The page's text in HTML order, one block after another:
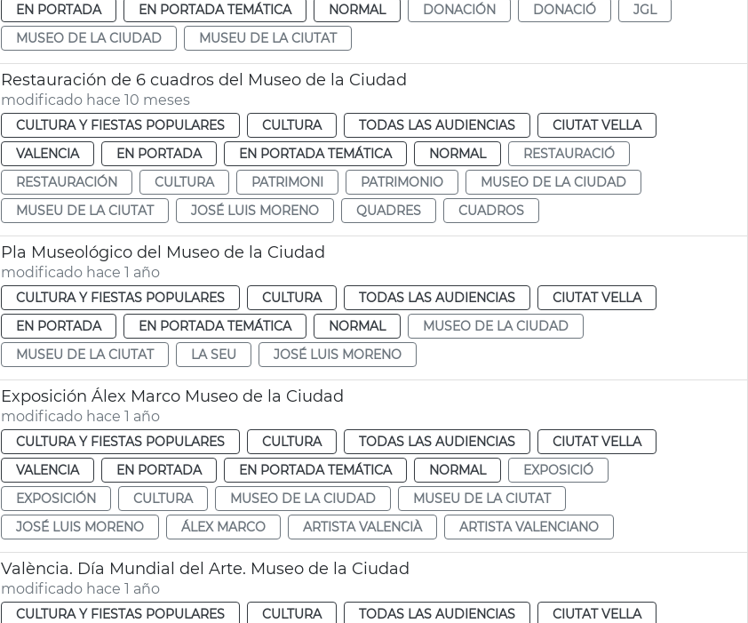
EN PORTADA
EN PORTADA TEMÁTICA NORMAL DONACIÓN DONACIÓ
JGL
MUSEO DE LA CIUDAD
MUSEU DE LA CIUTAT
Restauración de 6 cuadros del Museo de la Ciudad
modificado hace 10 meses
CULTURA Y FIESTAS POPULARES CULTURA TODAS LAS AUDIENCIAS
CIUTAT VELLA
VALENCIA
EN PORTADA EN PORTADA TEMÁTICA NORMAL
RESTAURACIÓ
RESTAURACIÓN
CULTURA PATRIMONI PATRIMONIO
MUSEO DE LA CIUDAD
MUSEU DE LA CIUTAT
JOSÉ LUIS MORENO QUADRES CUADROS
Pla Museológico del Museo de la Ciudad
modificado hace 1 año
CULTURA Y FIESTAS POPULARES CULTURA TODAS LAS AUDIENCIAS
CIUTAT VELLA
EN PORTADA
EN PORTADA TEMÁTICA NORMAL
MUSEO DE LA CIUDAD
MUSEU DE LA CIUTAT
LA SEU JOSÉ LUIS MORENO
Exposición Álex Marco Museo de la Ciudad
modificado hace 1 año
CULTURA Y FIESTAS POPULARES CULTURA TODAS LAS AUDIENCIAS
CIUTAT VELLA
VALENCIA
EN PORTADA EN PORTADA TEMÁTICA NORMAL
EXPOSICIÓ
EXPOSICIÓN
CULTURA MUSEO DE LA CIUDAD
MUSEU DE LA CIUTAT
JOSÉ LUIS MORENO
ÁLEX MARCO ARTISTA VALENCIÀ ARTISTA VALENCIANO
València. Día Mundial del Arte. Museo de la Ciudad
modificado hace 1 año
CULTURA Y FIESTAS POPULARES CULTURA TODAS LAS AUDIENCIAS
CIUTAT VELLA